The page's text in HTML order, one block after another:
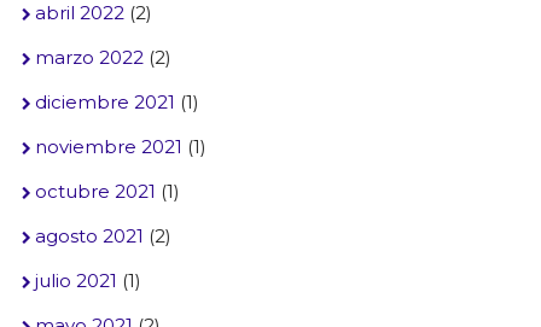
abril 2022(2)
marzo 2022(2)
diciembre 2021 (1)
noviembre 2021 (1)
octubre 2021 (1)
agosto 2021 (2)
julio 2021 (1)